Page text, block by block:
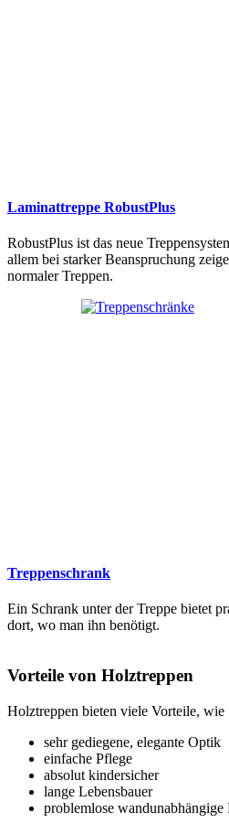
Laminattreppe RobustPlus
RobustPlus ist das neue
allem bei starker Beanspruchung
normaler Treppen.
Treppenschrank
Ein Schrank unter der Treppe bietet
dort, wo man ihn benötigt.
Vorteile von Holztreppen
Holztreppen bieten viele Vorteile, wie
sehr gediegene, elegante Optik
einfache Pflege
absolut kindersicher
lange Lebensbauer
problemlose